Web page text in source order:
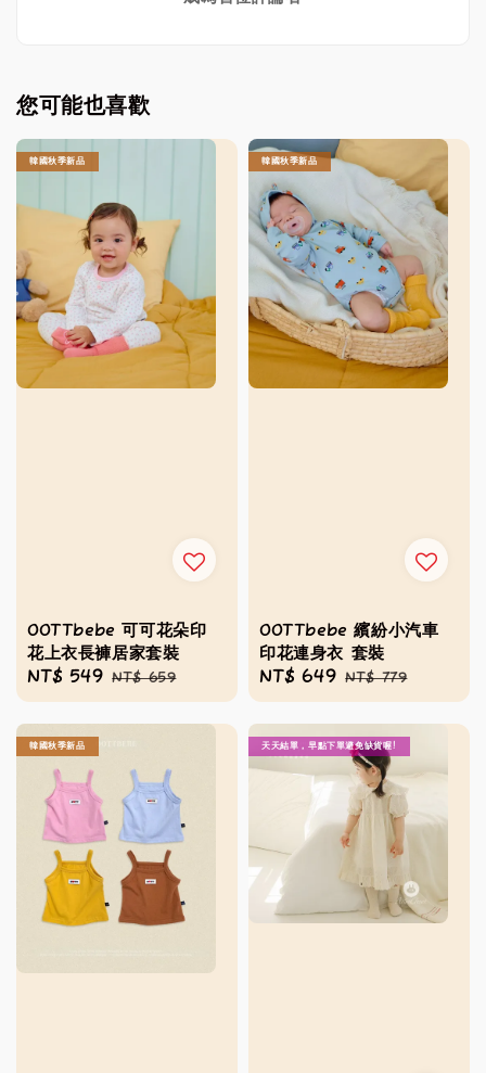
您可能也喜歡
韓國秋季新品
OOTTbebe 可可花朵印
花上衣長褲居家套裝
Sale
price
NT$ 549 Regular
price
NT$ 659
韓國秋季新品
OOTTbebe 繽紛小汽車
印花連身衣 套裝
Sale
price
NT$ 649 Regular
price
NT$ 779
韓國秋季新品 天天結單，早點下單避免缺貨喔!